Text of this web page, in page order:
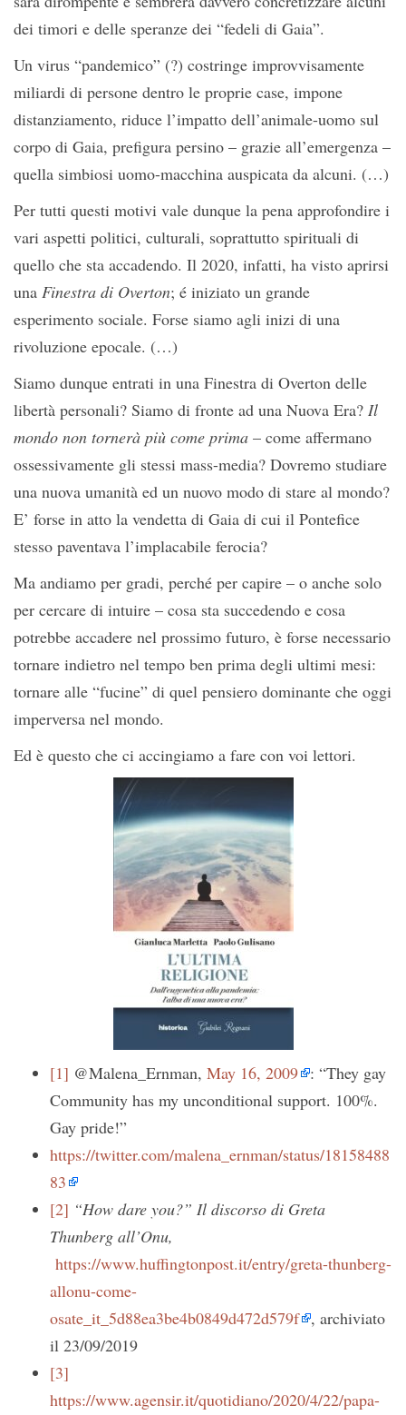
dei timori e delle speranze dei “fedeli di Gaia”.
Un virus “pandemico” (?) costringe improvvisamente
miliardi di persone dentro le proprie case, impone
distanziamento, riduce l’impatto dell’animale-uomo sul
corpo di Gaia, prefigura persino – grazie all’emergenza –
quella simbiosi uomo-macchina auspicata da alcuni. (…)
Per tutti questi motivi vale dunque la pena approfondire i
vari aspetti politici, culturali, soprattutto spirituali di
quello che sta accadendo. Il 2020, infatti, ha visto aprirsi
una Finestra di Overton; é iniziato un grande
esperimento sociale. Forse siamo agli inizi di una
rivoluzione epocale. (…)
Siamo dunque entrati in una Finestra di Overton delle
libertà personali? Siamo di fronte ad una Nuova Era? Il
mondo non tornerà più come prima – come affermano
ossessivamente gli stessi mass-media? Dovremo studiare
una nuova umanità ed un nuovo modo di stare al mondo?
E’ forse in atto la vendetta di Gaia di cui il Pontefice
stesso paventava l’implacabile ferocia?
Ma andiamo per gradi, perché per capire – o anche solo
per cercare di intuire – cosa sta succedendo e cosa
potrebbe accadere nel prossimo futuro, è forse necessario
tornare indietro nel tempo ben prima degli ultimi mesi:
tornare alle “fucine” di quel pensiero dominante che oggi
imperversa nel mondo.
Ed è questo che ci accingiamo a fare con voi lettori.
[1] @Malena_Ernman, May 16, 2009 : “They gay
Community has my unconditional support. 100%.
Gay pride!”
https://twitter.com/malena_ernman/status/18158488
83
[2] “How dare you?” Il discorso di Greta
Thunberg all’Onu,
https://www.huffingtonpost.it/entry/greta-thunberg-
allonu-come-
osate_it_5d88ea3be4b0849d472d579f , archiviato
il 23/09/2019
[3]
https://www.agensir.it/quotidiano/2020/4/22/papa-